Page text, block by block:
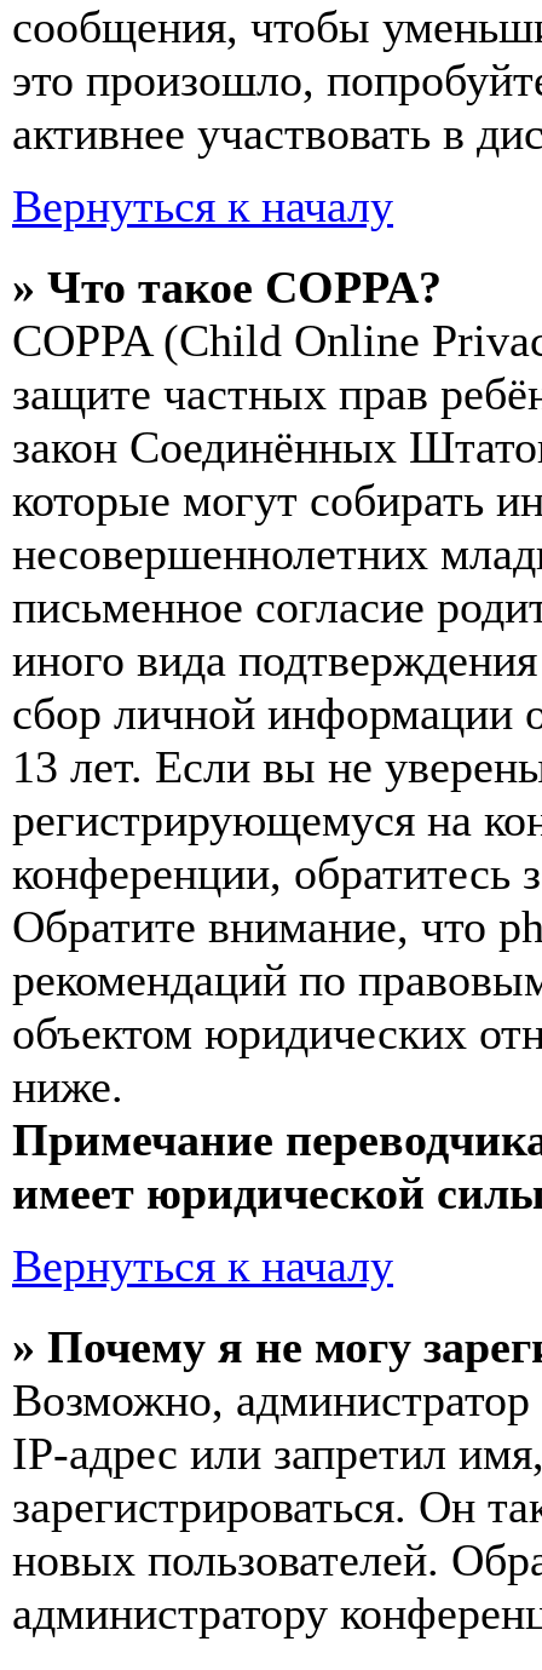
сообщения, чтобы
это произошло,
активнее участвовать в
Вернуться к началу
» Что такое COPPA?
COPPA (Child Online
защите частных прав
закон Соединённых
которые могут собирать
несовершеннолетних
письменное согласие
иного вида
сбор личной информации
13 лет. Если вы не
регистрирующемуся на
конференции, обратитесь
Обратите внимание, что
рекомендаций по
объектом юридических
ниже.
Примечание
имеет юридической
Вернуться к началу
» Почему я не могу
Возможно,
IP-адрес или запретил
зарегистрироваться. Он
новых пользователей.
администратору